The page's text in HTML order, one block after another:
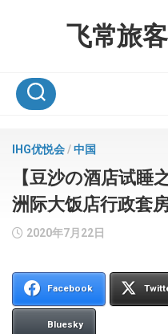
飞常旅
IHG优悦会/中国
【豆沙の酒店试睡
洲际大饭店行政套
2020年7月22日
Facebook
Bluesky